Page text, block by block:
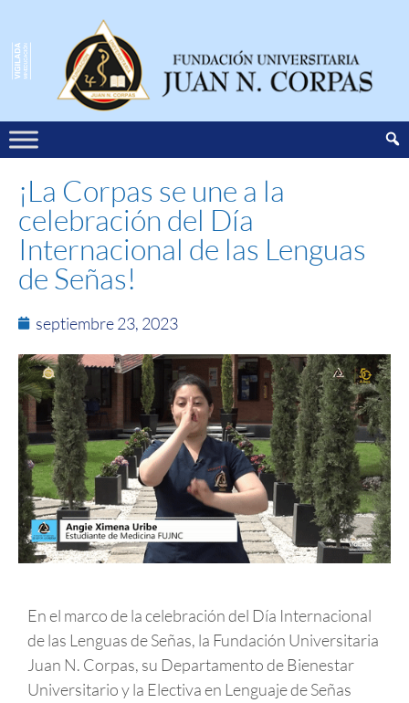
¡La Corpas se une a la
celebración del Día
Internacional de las Lenguas
de Señas!
septiembre 23, 2023
En el marco de la celebración del Día Internacional
de las Lenguas de Señas, la Fundación Universitaria
Juan N. Corpas, su Departamento de Bienestar
Universitario y la Electiva en Lenguaje de Señas